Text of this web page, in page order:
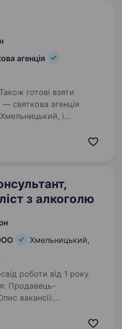
агенція
готові взяти
і
творчість і хочеш
з алкоголю
Хмельницький,
роботи від 1 року.
на посаду